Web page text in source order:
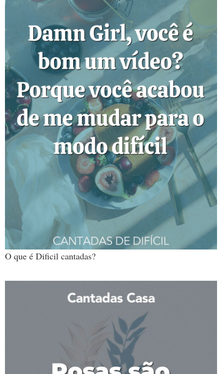
O que é Dificil cantadas?